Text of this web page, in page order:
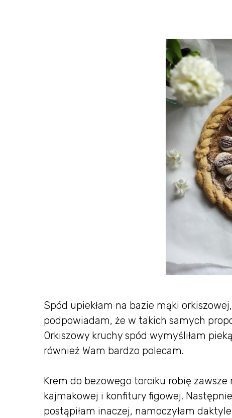
Spód upiekłam na bazie mąki
podpowiadam, że w takich samych
Orkiszowy kruchy spód wymyśliłam
również Wam bardzo polecam.
Krem do bezowego torciku robię
kajmakowej i konfitury figowej.
postąpiłam inaczej, namoczyłam